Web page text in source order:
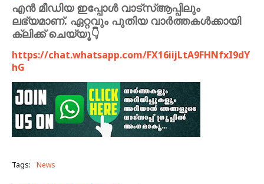
എൻ മീഡിയ ഇപ്പോൾ വാട്സ്ആപ്പിലും
ലഭ്യമാണ്. ഏറ്റവും പുതിയ വാർത്തകൾക്കായി
ക്ലിക്ക് ചെയ്യൂ👇
https://chat.whatsapp.com/FX16iijLtA9FHNfxI9dY
hG
Tags: News